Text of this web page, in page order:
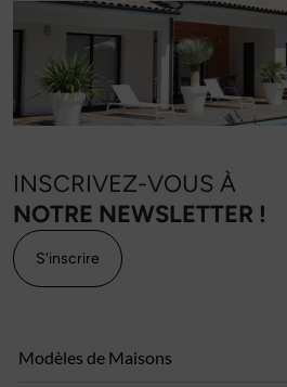
INSCRIVEZ-VOUS À
NOTRE NEWSLETTER !
S'inscrire
Modèles de Maisons